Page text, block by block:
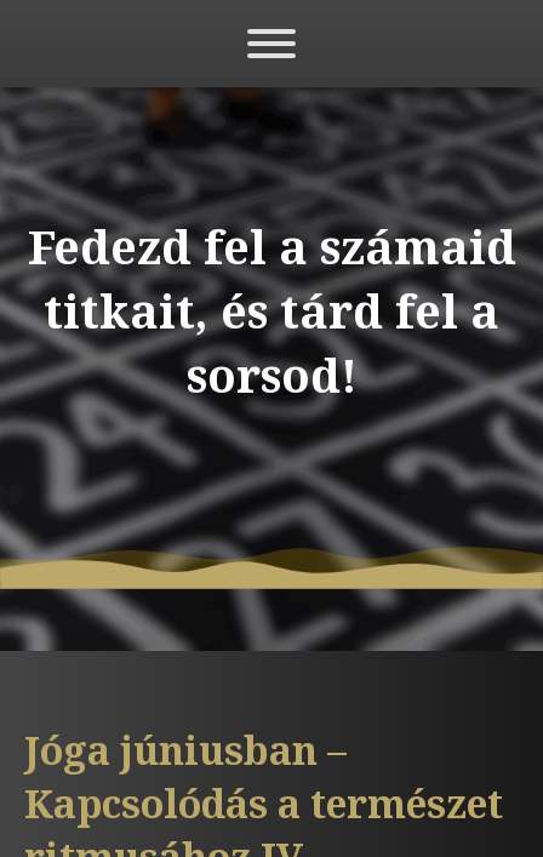
Fedezd fel a számaid
titkait, és tárd fel a
sorsod!
Jóga júniusban –
Kapcsolódás a természet